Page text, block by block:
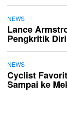
NEWS
Lance
Pengkritik
NEWS
Cyclist
Sampai ke